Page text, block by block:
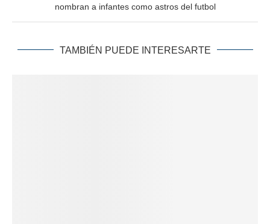
nombran a infantes como astros del futbol
TAMBIÉN PUEDE INTERESARTE